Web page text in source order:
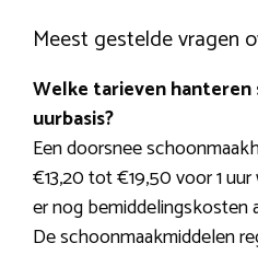
Meest gestelde vragen
Welke tarieven
uurbasis?
Een doorsnee
€13,20 tot €19,50 voor 1
er nog bemiddelingskosten
De schoonmaakmiddelen